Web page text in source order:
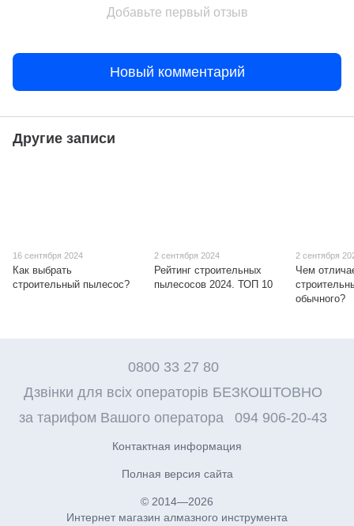
Добавьте первый отзыв
Новый комментарий
Другие записи
16 сентября 2024
Как выбрать
строительный пылесос?
2 сентября 2024
Рейтинг строительных
пылесосов 2024. ТОП 10
2 сентября
Чем
обычного?
0800 33 27 80
Дзвінки для всіх операторів БЕЗКОШТОВНО
за тарифом Вашого оператора
094 906-20-43
Контактная информация
Полная версия сайта
© 2014—2026
Интернет магазин алмазного инструмента